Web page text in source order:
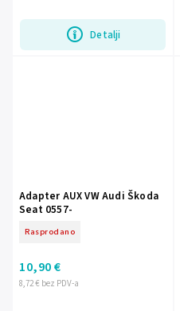
Detalji
Adapter AUX VW Audi Škoda
Seat 0557-
Rasprodano
8,72 € bez PDV-a
10,90 €